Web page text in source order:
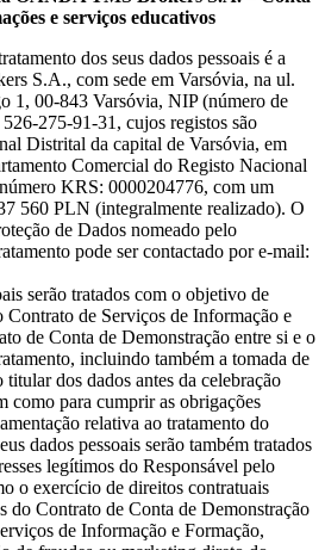
e serviços educativos
dos seus dados pessoais é a
S.A., com sede em Varsóvia, na ul.
1, 00-843 Varsóvia, NIP (número de
275-91-31, cujos registos são
Distrital da capital de Varsóvia, em
Comercial do Registo Nacional
KRS: 0000204776, com um
560 PLN (integralmente realizado). O
de Dados nomeado pelo
pode ser contactado por e-mail:
serão tratados com o objetivo de
Contrato de Serviços de Informação e
de Conta de Demonstração entre si e o
incluindo também a tomada de
dos dados antes da celebração
como para cumprir as obrigações
relativa ao tratamento do
dados pessoais serão também tratados
legítimos do Responsável pelo
o exercício de direitos contratuais
do Contrato de Conta de Demonstração
de Informação e Formação,